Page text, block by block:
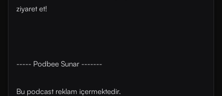
ziyaret et!
----- Podbee Sunar -------
Bu podcast reklam içermektedir.